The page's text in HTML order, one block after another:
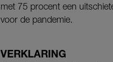
met 75 procent een
voor de pandemie.
VERKLARING